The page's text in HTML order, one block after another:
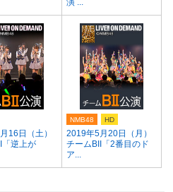
演 ...
16日（土）
「逆上が
2019年5月20日（月）
チームBII「2番目のド
ア...
NMB48 HD